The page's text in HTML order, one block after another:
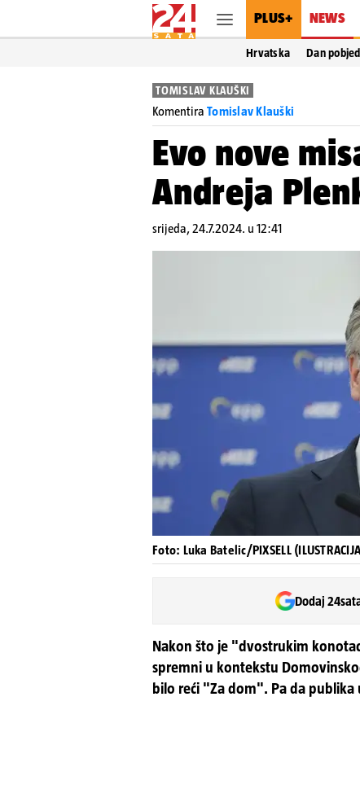
PLUS+ NEWS
Hrvatska Dan
TOMISLAV KLAUŠKI
Komentira Tomislav Klauški
Evo nove
Andreja
srijeda, 24.7.2024. u 12:41
Foto: Luka Batelic/PIXSELL
Dodaj
Nakon što je "dvostrukim
spremni u kontekstu
bilo reći "Za dom". Pa da